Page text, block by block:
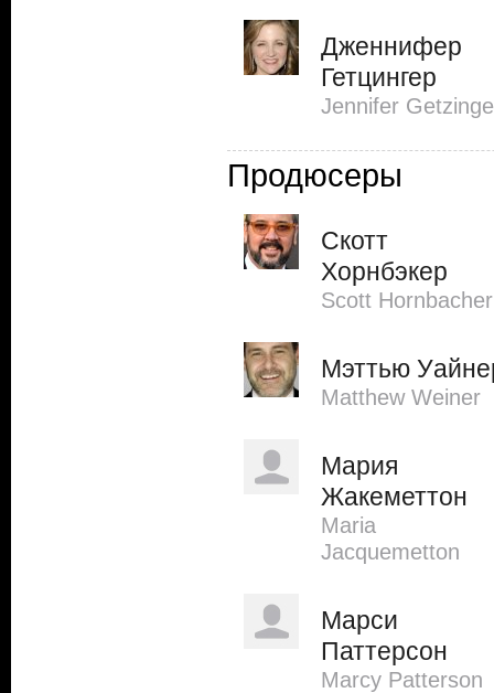
Дженнифер
Гетцингер
Jennifer
Продюсеры
Скотт
Хорнбэкер
Scott Hornbacher
Мэттью
Matthew Weiner
Мария
Жакеметтон
Maria
Jacquemetton
Марси
Паттерсон
Marcy Patterson